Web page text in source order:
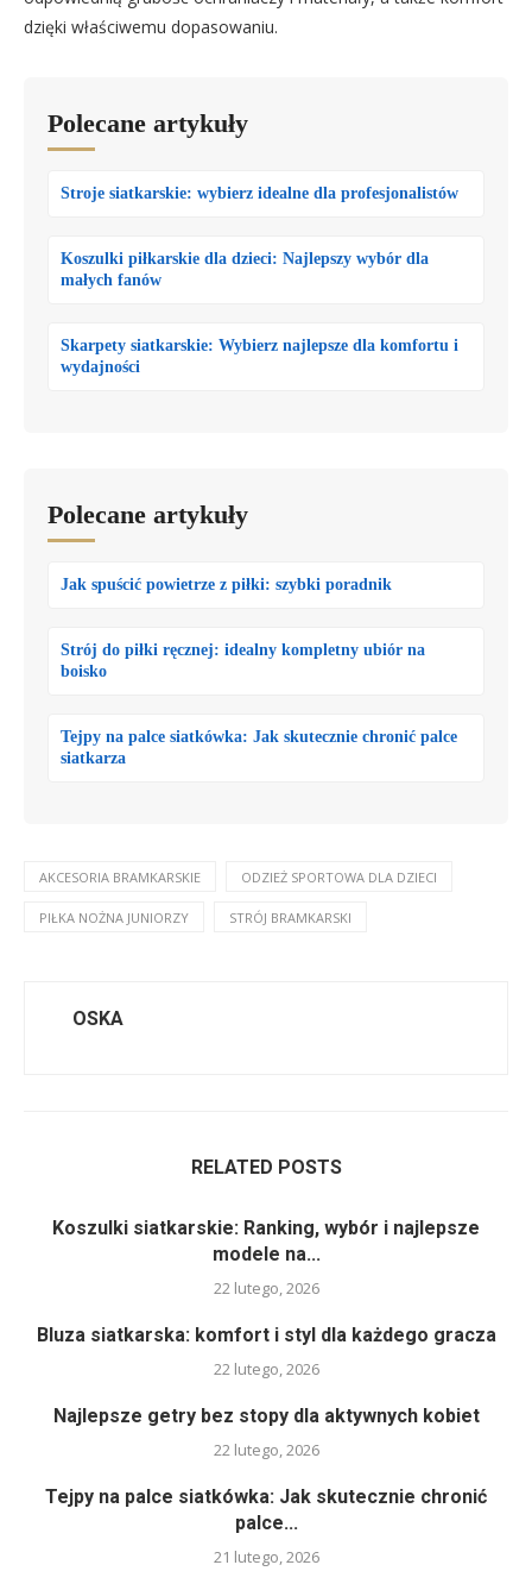
dzięki właściwemu dopasowaniu.
Polecane artykuły
Stroje siatkarskie: wybierz idealne dla profesjonalistów
Koszulki piłkarskie dla dzieci: Najlepszy wybór dla
małych fanów
Skarpety siatkarskie: Wybierz najlepsze dla komfortu i
wydajności
Polecane artykuły
Jak spuścić powietrze z piłki: szybki poradnik
Strój do piłki ręcznej: idealny kompletny ubiór na
boisko
Tejpy na palce siatkówka: Jak skutecznie chronić palce
siatkarza
AKCESORIA BRAMKARSKIE ODZIEŻ SPORTOWA DLA DZIECI
PIŁKA NOŻNA JUNIORZY STRÓJ BRAMKARSKI
OSKA
RELATED POSTS
Koszulki siatkarskie: Ranking, wybór i najlepsze
modele na...
22 lutego, 2026
Bluza siatkarska: komfort i styl dla każdego gracza
22 lutego, 2026
Najlepsze getry bez stopy dla aktywnych kobiet
22 lutego, 2026
Tejpy na palce siatkówka: Jak skutecznie chronić
palce...
21 lutego, 2026